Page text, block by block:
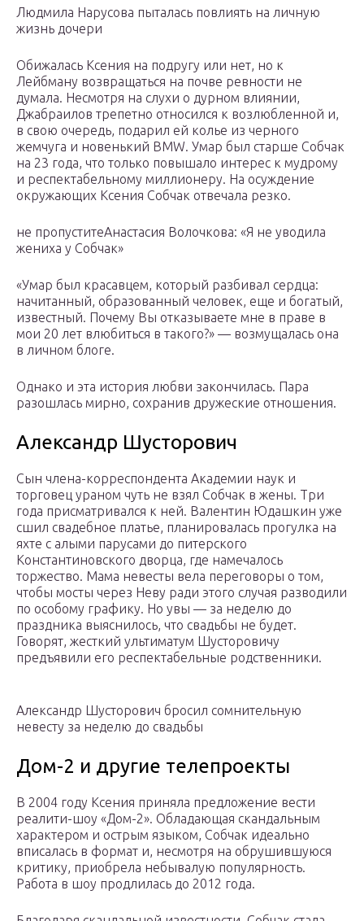
Людмила Нарусова пыталась повлиять на личную
жизнь дочери
Обижалась Ксения на подругу или нет, но к
Лейбману возвращаться на почве ревности не
думала. Несмотря на слухи о дурном влиянии,
Джабраилов трепетно относился к возлюбленной и,
в свою очередь, подарил ей колье из черного
жемчуга и новенький BMW. Умар был старше Собчак
на 23 года, что только повышало интерес к мудрому
и респектабельному миллионеру. На осуждение
окружающих Ксения Собчак отвечала резко.
не пропуститеАнастасия Волочкова: «Я не уводила
жениха у Собчак»
«Умар был красавцем, который разбивал сердца:
начитанный, образованный человек, еще и богатый,
известный. Почему Вы отказываете мне в праве в
мои 20 лет влюбиться в такого?» — возмущалась она
в личном блоге.
Однако и эта история любви закончилась. Пара
разошлась мирно, сохранив дружеские отношения.
Александр Шусторович
Сын члена-корреспондента Академии наук и
торговец ураном чуть не взял Собчак в жены. Три
года присматривался к ней. Валентин Юдашкин уже
сшил свадебное платье, планировалась прогулка на
яхте с алыми парусами до питерского
Константиновского дворца, где намечалось
торжество. Мама невесты вела переговоры о том,
чтобы мосты через Неву ради этого случая разводили
по особому графику. Но увы — за неделю до
праздника выяснилось, что свадьбы не будет.
Говорят, жесткий ультиматум Шусторовичу
предъявили его респектабельные родственники.
Александр Шусторович бросил сомнительную
невесту за неделю до свадьбы
Дом-2 и другие телепроекты
В 2004 году Ксения приняла предложение вести
реалити-шоу «Дом-2». Обладающая скандальным
характером и острым языком, Собчак идеально
вписалась в формат и, несмотря на обрушившуюся
критику, приобрела небывалую популярность.
Работа в шоу продлилась до 2012 года.